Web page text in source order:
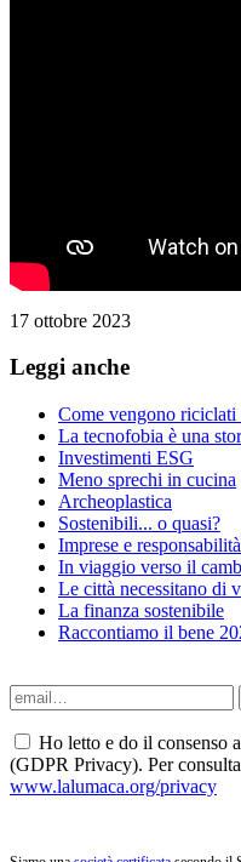
17 ottobre 2023
Leggi anche
Come vengono riciclati
La tecnofobia è una
Investimenti ESG
Meno sprechi in cucina
Archeoplastica
Sostenibili... o quasi?
Imprese e
In viaggio verso il
Le città necessitano di
La finanza sostenibile
Raccontiamo il bene
Ho letto e do il consenso
(GDPR Privacy). Per
www.lalumaca.org/privacy